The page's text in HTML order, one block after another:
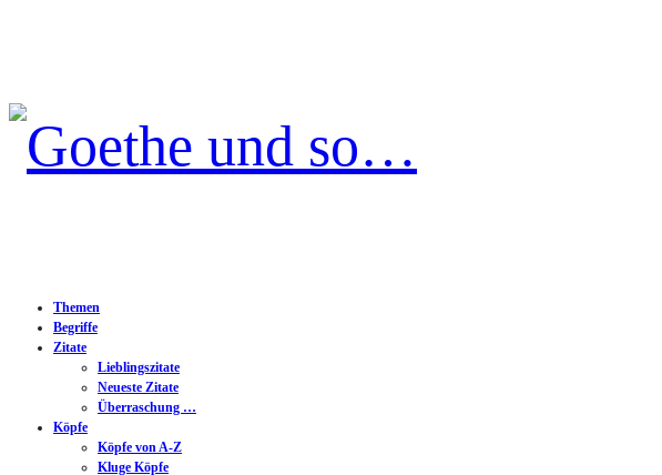
Goethe
so…
Themen
Begriffe
Zitate
Lieblingszitate
Neueste Zitate
Überraschung …
Köpfe
Köpfe von A-Z
Kluge Köpfe